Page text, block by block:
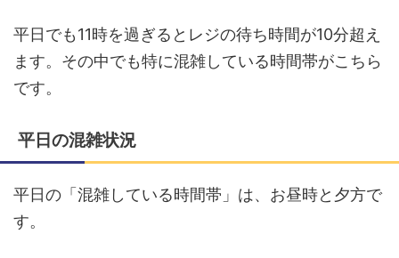
平日でも11時を過ぎるとレジの待ち時間が10分超え
ます。その中でも特に混雑している時間帯がこちら
です。
平日の混雑状況
平日の「混雑している時間帯」は、お昼時と夕方で
す。